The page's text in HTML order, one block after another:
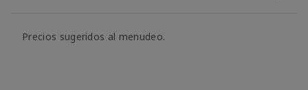
Precios sugeridos al menudeo.